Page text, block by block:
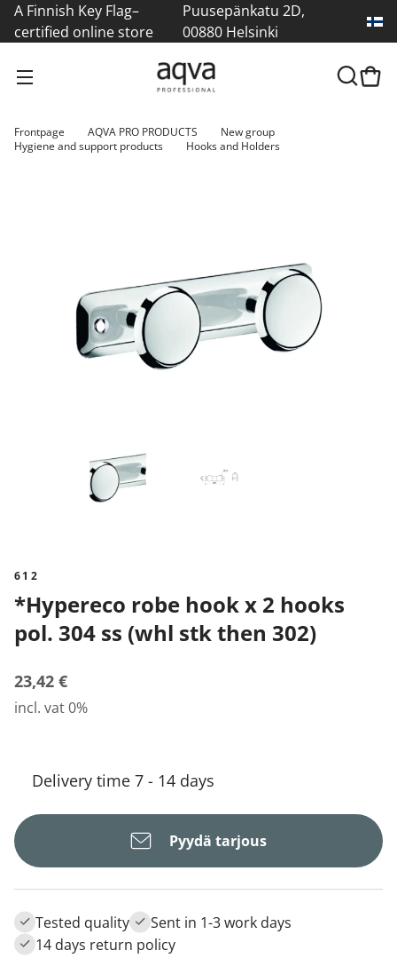
A Finnish Key Flag–
certified online store
Puusepänkatu 2D,
00880 Helsinki
Frontpage AQVA PRO PRODUCTS
New group
Hygiene and support products
Hooks and Holders
612
*Hypereco robe hook x 2 hooks
pol. 304 ss (whl stk then 302)
23,42 €
incl. vat 0%
Delivery time 7 - 14 days
Pyydä tarjous
Tested quality
Sent in 1-3 work days
14 days return policy